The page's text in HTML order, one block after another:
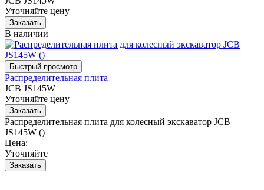
Уточняйте цену
В наличии
Распределительная плита
JCB JS145W
Уточняйте цену
Распределительная плита для колесный экскаватор JCB
JS145W ()
Цена:
Уточняйте